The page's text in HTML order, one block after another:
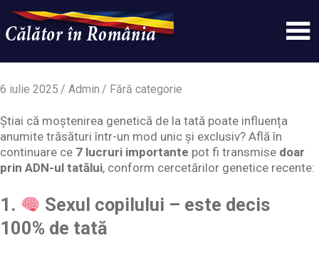
content
Calatorinromania
simplu
WordPress
6 iulie 2025 Admin Fără categorie
Știai că moștenirea genetică de la tată poate influența
anumite trăsături într-un mod unic și exclusiv? Află în
continuare ce 7 lucruri importante pot fi transmise doar
prin ADN-ul tatălui, conform cercetărilor genetice recente:
1.
Sexul copilului – este decis
100% de tată